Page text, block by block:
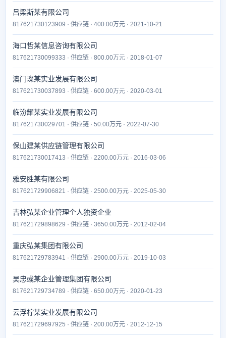
吕梁斯某有限公司
817621730123909 · 供应链 · 400.00万元 · 2021-10-21
海口哲某信息咨询有限公司
817621730099333 · 供应链 · 800.00万元 · 2018-01-07
澳门璨某实业发展有限公司
817621730037893 · 供应链 · 600.00万元 · 2020-03-01
临汾耀某实业发展有限公司
817621730029701 · 供应链 · 50.00万元 · 2022-07-30
保山建某供应链管理有限公司
817621730017413 · 供应链 · 2200.00万元 · 2016-03-06
雅安胜某有限公司
817621729906821 · 供应链 · 2500.00万元 · 2025-05-30
吉林弘某企业管理个人独资企业
817621729898629 · 供应链 · 3650.00万元 · 2012-02-04
重庆弘某集团有限公司
817621729783941 · 供应链 · 2900.00万元 · 2019-10-03
吴忠彧某企业管理集团有限公司
817621729734789 · 供应链 · 650.00万元 · 2020-01-23
云浮柠某实业发展有限公司
817621729697925 · 供应链 · 200.00万元 · 2012-12-15